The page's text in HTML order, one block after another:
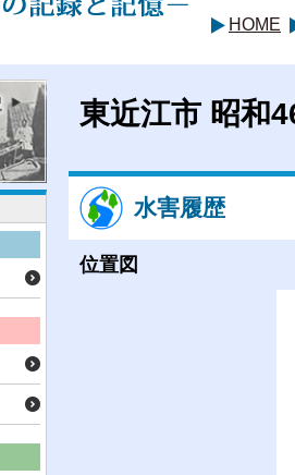
HOME
東近江市 昭和
水害履歴
位置図